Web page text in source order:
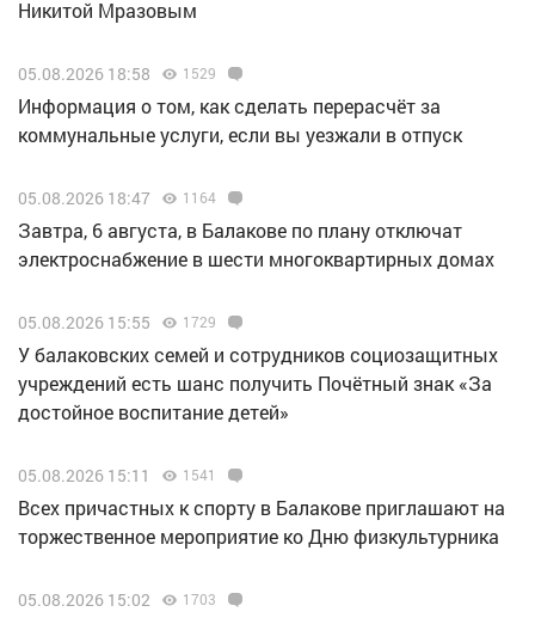
Никитой Мразовым
05.08.2026 18:58 1529
Информация о том, как сделать перерасчёт за
коммунальные услуги, если вы уезжали в отпуск
05.08.2026 18:47 1164
Завтра, 6 августа, в Балакове по плану отключат
электроснабжение в шести многоквартирных домах
05.08.2026 15:55 1729
У балаковских семей и сотрудников социозащитных
учреждений есть шанс получить Почётный знак «За
достойное воспитание детей»
05.08.2026 15:11 1541
Всех причастных к спорту в Балакове приглашают на
торжественное мероприятие ко Дню физкультурника
05.08.2026 15:02 1703